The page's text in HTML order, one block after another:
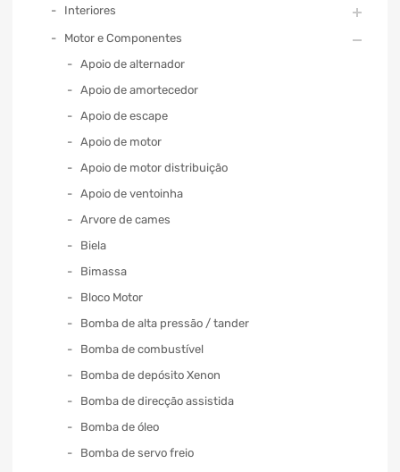
Interiores
Motor e Componentes
Apoio de alternador
Apoio de amortecedor
Apoio de escape
Apoio de motor
Apoio de motor distribuição
Apoio de ventoinha
Arvore de cames
Biela
Bimassa
Bloco Motor
Bomba de alta pressão / tander
Bomba de combustível
Bomba de depósito Xenon
Bomba de direcção assistida
Bomba de óleo
Bomba de servo freio